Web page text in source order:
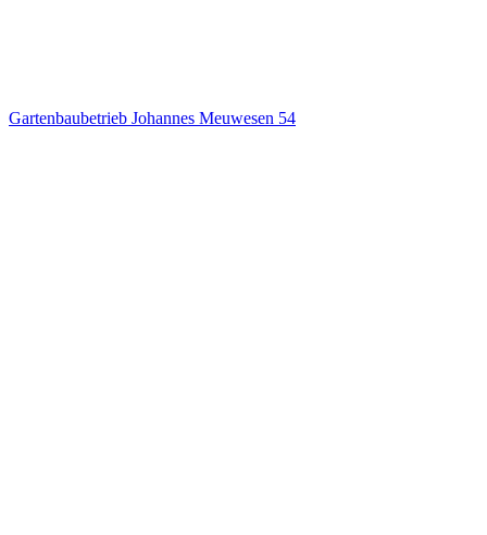
Gartenbaubetrieb Johannes Meuwesen 54